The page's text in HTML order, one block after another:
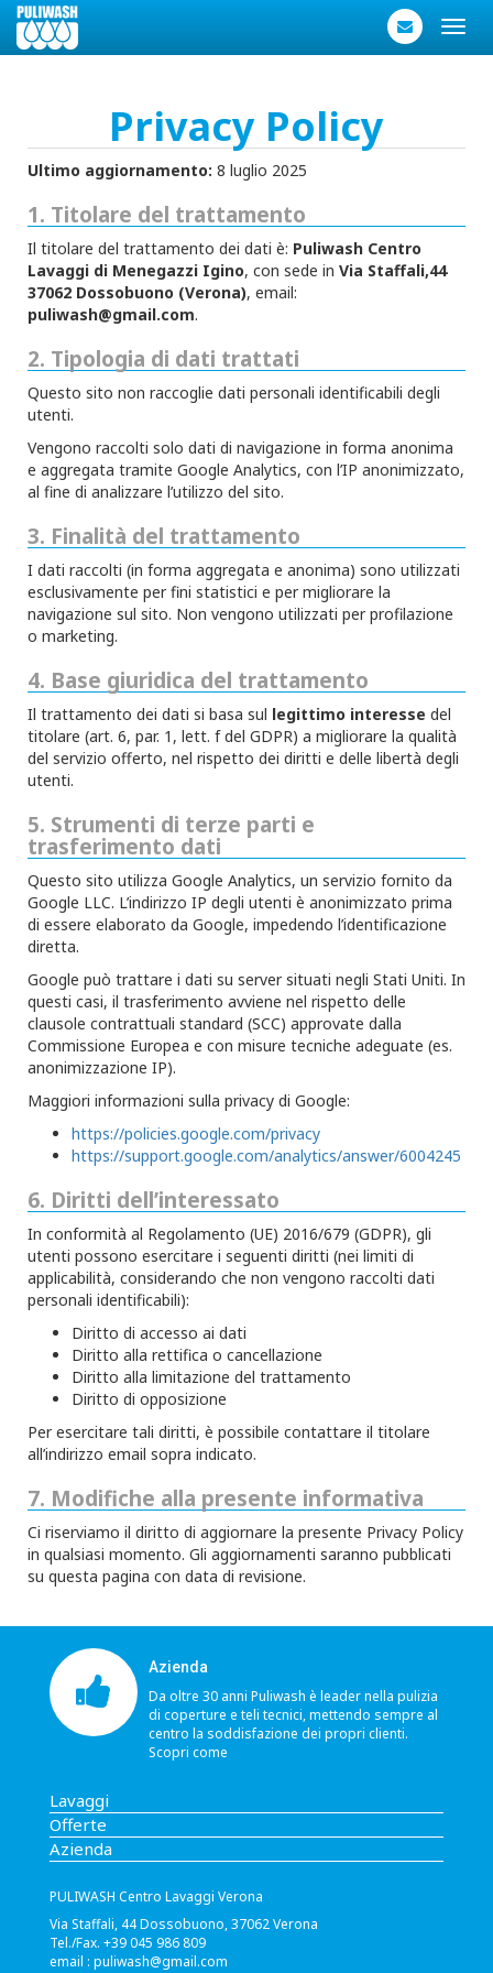
Privacy Policy
Ultimo aggiornamento: 8 luglio 2025
1. Titolare del trattamento
Il titolare del trattamento dei dati è: Puliwash Centro
Lavaggi di Menegazzi Igino, con sede in Via Staffali,44
37062 Dossobuono (Verona), email:
puliwash@gmail.com.
2. Tipologia di dati trattati
Questo sito non raccoglie dati personali identificabili degli
utenti.
Vengono raccolti solo dati di navigazione in forma anonima
e aggregata tramite Google Analytics, con l’IP anonimizzato,
al fine di analizzare l’utilizzo del sito.
3. Finalità del trattamento
I dati raccolti (in forma aggregata e anonima) sono utilizzati
esclusivamente per fini statistici e per migliorare la
navigazione sul sito. Non vengono utilizzati per profilazione
o marketing.
4. Base giuridica del trattamento
Il trattamento dei dati si basa sul legittimo interesse del
titolare (art. 6, par. 1, lett. f del GDPR) a migliorare la qualità
del servizio offerto, nel rispetto dei diritti e delle libertà degli
utenti.
5. Strumenti di terze parti e
trasferimento dati
Questo sito utilizza Google Analytics, un servizio fornito da
Google LLC. L’indirizzo IP degli utenti è anonimizzato prima
di essere elaborato da Google, impedendo l’identificazione
diretta.
Google può trattare i dati su server situati negli Stati Uniti. In
questi casi, il trasferimento avviene nel rispetto delle
clausole contrattuali standard (SCC) approvate dalla
Commissione Europea e con misure tecniche adeguate (es.
anonimizzazione IP).
Maggiori informazioni sulla privacy di Google:
https://policies.google.com/privacy
https://support.google.com/analytics/answer/6004245
6. Diritti dell’interessato
In conformità al Regolamento (UE) 2016/679 (GDPR), gli
utenti possono esercitare i seguenti diritti (nei limiti di
applicabilità, considerando che non vengono raccolti dati
personali identificabili):
Diritto di accesso ai dati
Diritto alla rettifica o cancellazione
Diritto alla limitazione del trattamento
Diritto di opposizione
Per esercitare tali diritti, è possibile contattare il titolare
all’indirizzo email sopra indicato.
7. Modifiche alla presente informativa
Ci riserviamo il diritto di aggiornare la presente Privacy Policy
in qualsiasi momento. Gli aggiornamenti saranno pubblicati
su questa pagina con data di revisione.
Azienda
Da oltre 30 anni Puliwash è leader nella pulizia
di coperture e teli tecnici, mettendo sempre al
centro la soddisfazione dei propri clienti.
Scopri come
Lavaggi
Offerte
Azienda
PULIWASH Centro Lavaggi Verona
Via Staffali, 44 Dossobuono, 37062 Verona
Tel./Fax. +39 045 986 809
email : puliwash@gmail.com